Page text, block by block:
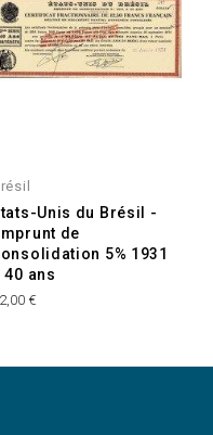
Unis du Brésil -
de
5% 1931
40 ans
€